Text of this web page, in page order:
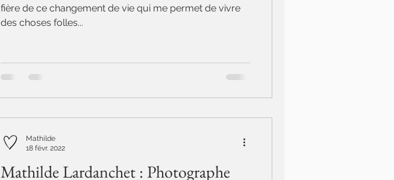
fière de ce changement de vie qui me permet de vivre
des choses folles...
Mathilde Lardanchet : Photographe
Mathilde
18 févr. 2022